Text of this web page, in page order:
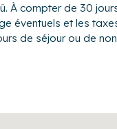
avec deux lits
canapé lit double
douche et une double
optimisée et
À compter de 30
éventuels et les
de séjour ou de